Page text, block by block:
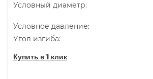
Купить в 1 клик